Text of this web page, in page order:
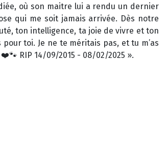
où son maitre lui a rendu un dernier
qui me soit jamais arrivée. Dès notre
ton intelligence, ta joie de vivre et ton
toi. Je ne te méritais pas, et tu m’as
RIP 14/09/2015 - 08/02/2025 ».